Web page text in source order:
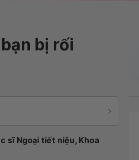
bị rối
sĩ Ngoại tiết niệu, Khoa